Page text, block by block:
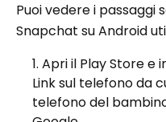
Puoi vedere i
Snapchat su Android
Apri il Play Store e
Link sul telefono da
telefono del